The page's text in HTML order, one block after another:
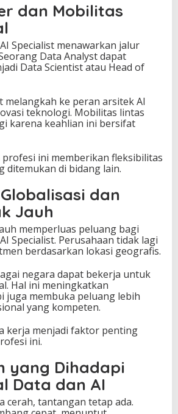
dan Mobilitas
Specialist menawarkan jalur
Data Analyst dapat
Data Scientist atau Head of
melangkah ke peran arsitek AI
teknologi. Mobilitas lintas
karena keahlian ini bersifat
profesi ini memberikan fleksibilitas
ditemukan di bidang lain.
dan
Jauh
memperluas peluang bagi
Specialist. Perusahaan tidak lagi
berdasarkan lokasi geografis.
negara dapat bekerja untuk
Hal ini meningkatkan
juga membuka peluang lebih
yang kompeten.
kerja menjadi faktor penting
ini.
yang Dihadapi
Data dan AI
cerah, tantangan tetap ada.